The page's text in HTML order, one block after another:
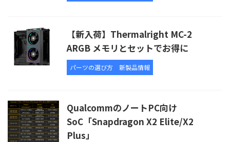
【新入荷】Thermalright MC-2
ARGB メモリとセットでお得に
パーツの選び方 新製品情報
QualcommのノートPC向け
SoC「Snapdragon X2 Elite/X2
Plus」